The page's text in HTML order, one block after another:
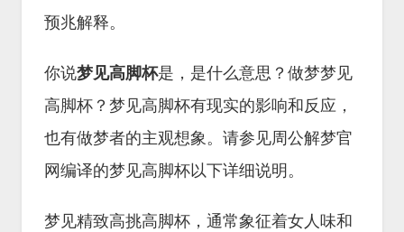
预兆解释。
你说梦见高脚杯是，是什么意思？做梦梦见
高脚杯？梦见高脚杯有现实的影响和反应，
也有做梦者的主观想象。请参见周公解梦官
网编译的梦见高脚杯以下详细说明。
梦见精致高挑高脚杯，通常象征着女人味和